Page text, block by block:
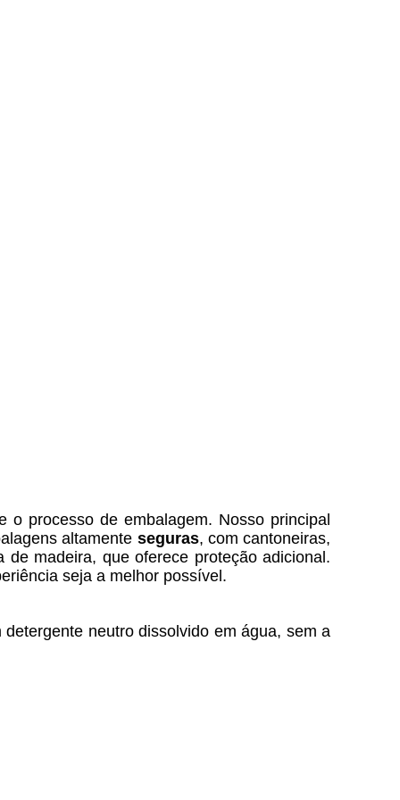
processo de embalagem. Nosso principal
altamente seguras, com cantoneiras,
madeira, que oferece proteção adicional.
seja a melhor possível.
neutro dissolvido em água, sem a